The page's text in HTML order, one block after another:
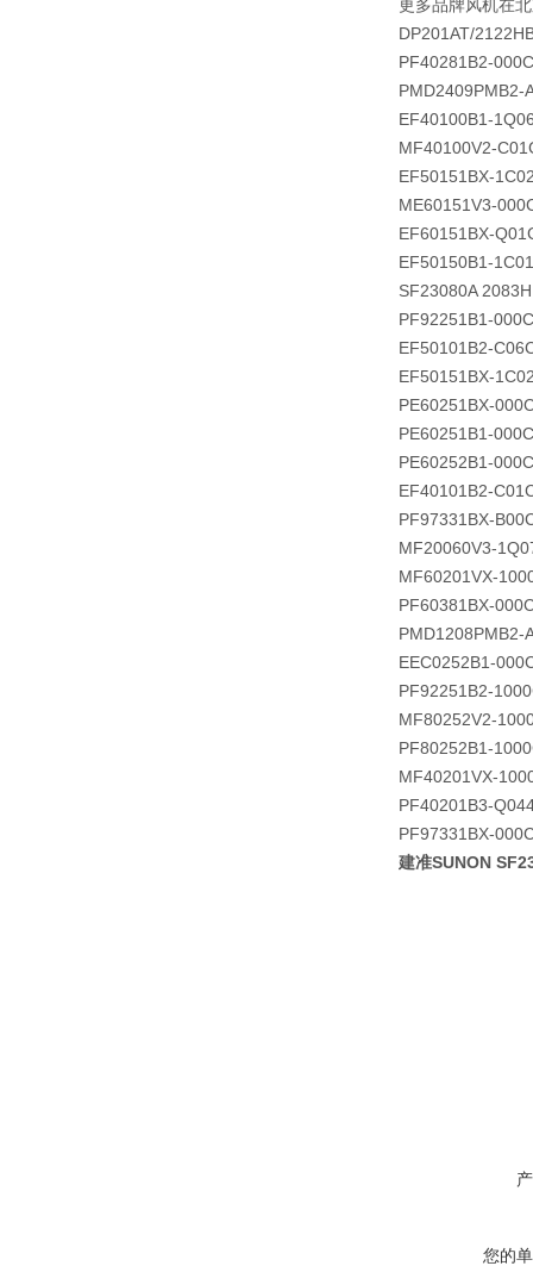
更多品牌风机在
DP201AT/
PF40281B2-
PMD2409PMB2-
EF40100B1-
MF40100V2-
EF50151BX-
ME60151V3-
EF60151BX-
EF50150B1-
SF23080A
PF92251B1-
EF50101B2-
EF50151BX-
PE60251BX-
PE60251B1-
PE60252B1-
EF40101B2-
PF97331BX-
MF20060V3-
MF60201VX-
PF60381BX-
PMD1208PMB2-
EEC0252B1-
PF92251B2-
MF80252V2-
PF80252B1-
MF40201VX-
PF40201B3-
PF97331BX-
建准SUNON
您的